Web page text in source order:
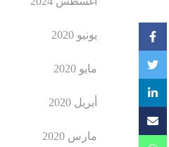
يونيو 2020
مايو 2020
أبريل 2020
مارس 2020